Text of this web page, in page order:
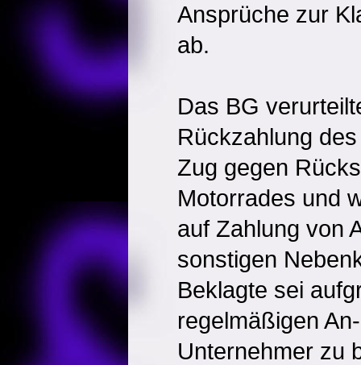
Ansprüche zur
ab.
Das BG
Rückzahlung
Zug gegen
Motorrades und
auf Zahlung von
sonstigen
Beklagte sei
regelmäßigen
Unternehmer zu